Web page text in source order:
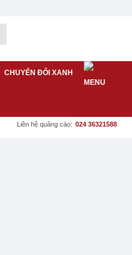
CHUYỂN ĐỔI XANH
Liên hệ quảng cáo: 024 36321588